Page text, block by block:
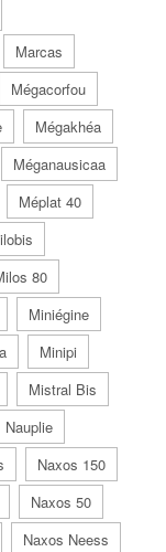
Marcas
Mégacorfou
Mégakhéa
Méganausicaa
Méplat 40
80
Miniégine
Minipi
Mistral Bis
Nauplie
Naxos 150
Naxos 50
Naxos Neess